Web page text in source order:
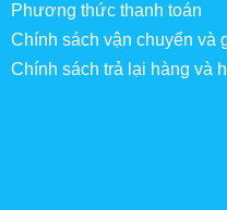
Phương thức thanh toán
Chính sách vận chuyển và
Chính sách trả lại hàng và